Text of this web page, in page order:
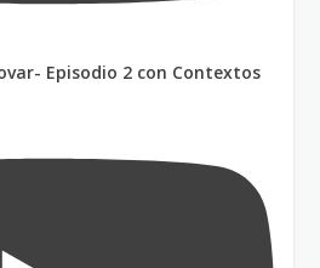
Episodio 2 con Contextos